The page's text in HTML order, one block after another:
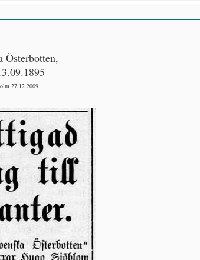
Österbotten,
27.12.2009